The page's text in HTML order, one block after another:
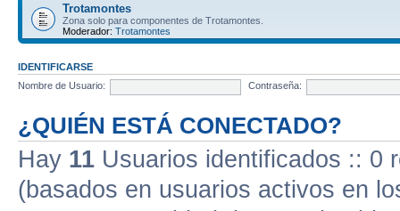
Trotamontes
Zona solo para componentes de Trotamontes.
Moderador: Trotamontes
IDENTIFICARSE
Nombre de Usuario:
Contraseña:
¿QUIÉN ESTÁ CONECTADO?
Hay 11 Usuarios identificados :: 0
(basados en usuarios activos en